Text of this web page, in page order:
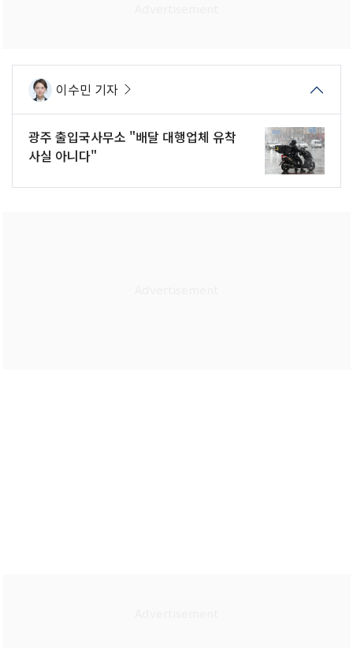
이수민 기자
광주 출입국사무소 "배달 대행업체 유착
사실 아니다"